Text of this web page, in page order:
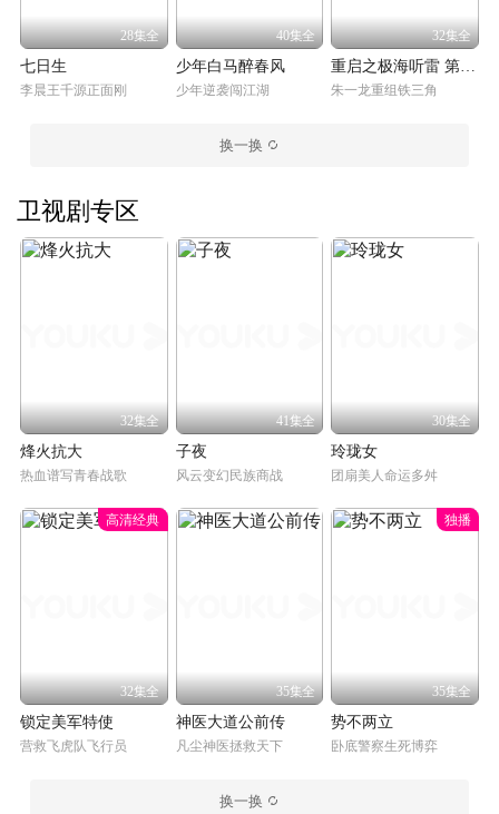
28集全
七日生
李晨王千源正面刚
40集全
少年白马醉春风
少年逆袭闯江湖
32集全
重启之极海听雷 第一季
朱一龙重组铁三角
换一换
卫视剧专区
32集全
烽火抗大
热血谱写青春战歌
41集全
子夜
风云变幻民族商战
30集全
玲珑女
团扇美人命运多舛
高清经典
32集全
锁定美军特使
营救飞虎队飞行员
35集全
神医大道公前传
凡尘神医拯救天下
独播
35集全
势不两立
卧底警察生死博弈
换一换